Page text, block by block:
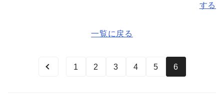
する
一覧に戻る
1 2 3 4 5 6